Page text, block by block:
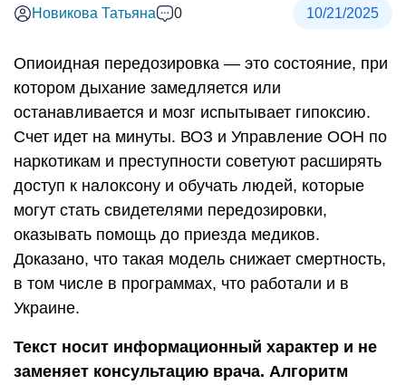
Новикова Татьяна 0 10/21/2025
Опиоидная передозировка — это состояние, при
котором дыхание замедляется или
останавливается и мозг испытывает гипоксию.
Счет идет на минуты. ВОЗ и Управление ООН по
наркотикам и преступности советуют расширять
доступ к налоксону и обучать людей, которые
могут стать свидетелями передозировки,
оказывать помощь до приезда медиков.
Доказано, что такая модель снижает смертность,
в том числе в программах, что работали и в
Украине.
Текст носит информационный характер и не
заменяет консультацию врача. Алгоритм